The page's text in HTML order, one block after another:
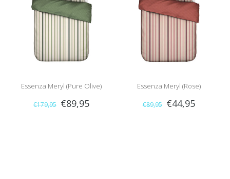
Essenza Meryl (Pure Olive)
€179,95 €89,95
Essenza Meryl (Rose)
€89,95 €44,95